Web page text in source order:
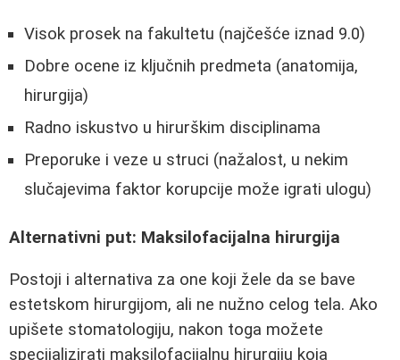
Visok prosek na fakultetu (najčešće iznad 9.0)
Dobre ocene iz ključnih predmeta (anatomija,
hirurgija)
Radno iskustvo u hirurškim disciplinama
Preporuke i veze u struci (nažalost, u nekim
slučajevima faktor korupcije može igrati ulogu)
Alternativni put: Maksilofacijalna hirurgija
Postoji i alternativa za one koji žele da se bave
estetskom hirurgijom, ali ne nužno celog tela. Ako
upišete stomatologiju, nakon toga možete
specijalizirati maksilofacijalnu hirurgiju koja